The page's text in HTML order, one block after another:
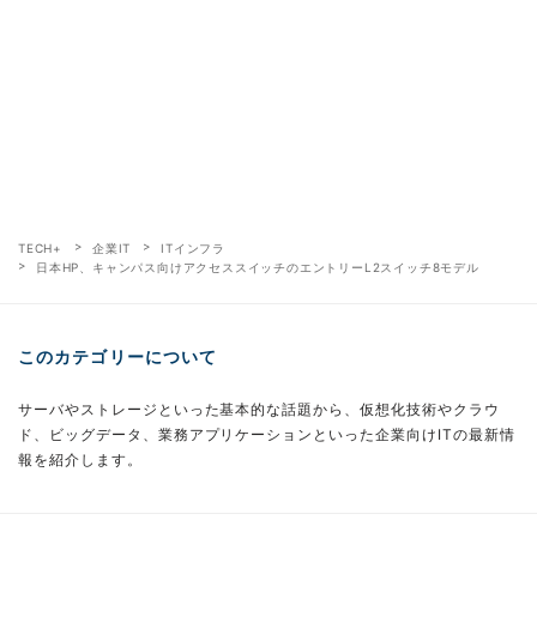
TECH+ 企業IT
ITインフラ
日本HP、キャンパス向けアクセススイッチのエントリーL2スイッチ8モデル
このカテゴリーについて
サーバやストレージといった基本的な話題から、仮想化技術やクラウ
ド、ビッグデータ、業務アプリケーションといった企業向けITの最新情
報を紹介します。